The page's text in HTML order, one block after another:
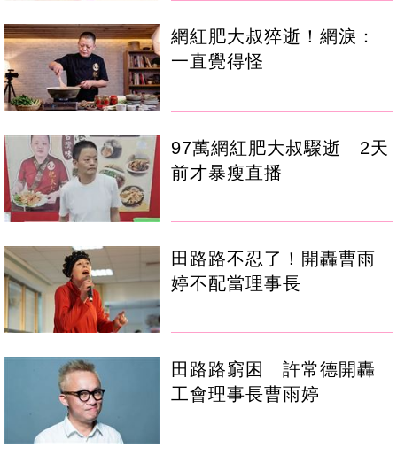
網紅肥大叔猝逝！網淚：
一直覺得怪
97萬網紅肥大叔驟逝 2天
前才暴瘦直播
田路路不忍了！開轟曹雨
婷不配當理事長
田路路窮困 許常德開轟
工會理事長曹雨婷